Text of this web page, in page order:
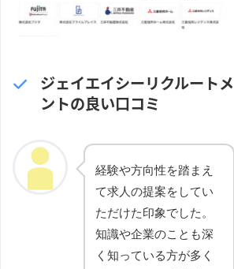
ジェイエイシーリクルートメ
ントの良い口コミ
経験や方向性を踏まえ
て求人の提案をしてい
ただけた印象でした。
知識や企業のことも深
く知っている方が多く